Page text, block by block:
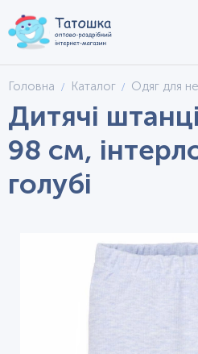
Головна Каталог Одяг для
Дитячі
98 см,
голубі